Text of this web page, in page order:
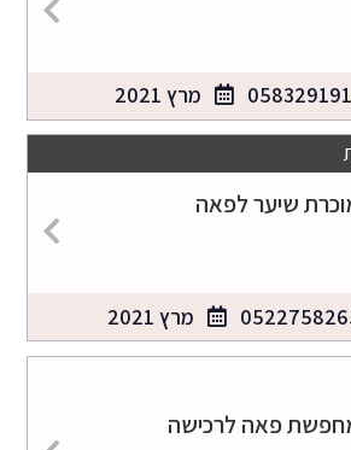
מרץ 2021
שיער לפאה
מרץ 2021
פאה לרכישה